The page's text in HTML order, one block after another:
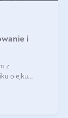
i
z
olejku